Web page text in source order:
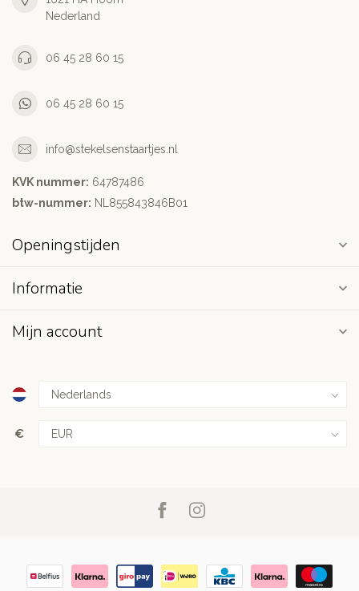
Nederland
06 45 28 60 15
06 45 28 60 15
info@stekelsenstaartjes.nl
KVK nummer: 64787486
btw-nummer: NL855843846B01
Openingstijden
Informatie
Mijn account
€